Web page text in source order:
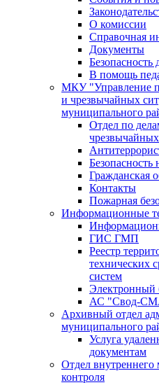
О комиссии
Справочная
Документы
Безопасность
В помощь
МКУ "Управление
и чрезвычайных
муниципального
Отдел по
Безопасность
Гражданская
Контакты
Пожарная
Информационные
ГИС ГМП
Реестр
технических
систем
Электронный
АС "Свод-
Архивный отдел
муниципального
Услуга
документам
Отдел
контроля